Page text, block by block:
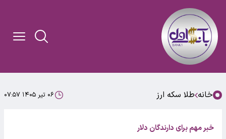
خانه طلا سکه ارز ۰۶ تیر ۱۴۰۵ ۰۷:۵۷
خبر مهم برای دارندگان دلار